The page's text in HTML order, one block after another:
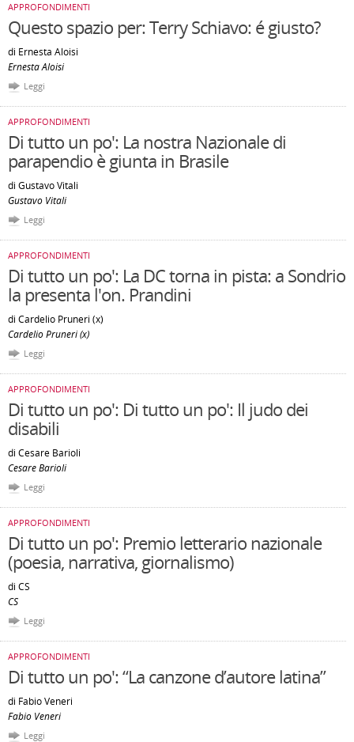
APPROFONDIMENTI
Questo spazio per: Terry Schiavo: é giusto?
di Ernesta Aloisi
Ernesta Aloisi
Leggi
APPROFONDIMENTI
Di tutto un po': La nostra Nazionale di
parapendio è giunta in Brasile
di Gustavo Vitali
Gustavo Vitali
Leggi
APPROFONDIMENTI
Di tutto un po': La DC torna in pista: a Sondrio
la presenta l'on. Prandini
di Cardelio Pruneri (x)
Cardelio Pruneri (x)
Leggi
APPROFONDIMENTI
Di tutto un po': Di tutto un po': Il judo dei
disabili
di Cesare Barioli
Cesare Barioli
Leggi
APPROFONDIMENTI
Di tutto un po': Premio letterario nazionale
(poesia, narrativa, giornalismo)
di CS
CS
Leggi
APPROFONDIMENTI
Di tutto un po': “La canzone d’autore latina”
di Fabio Veneri
Fabio Veneri
Leggi